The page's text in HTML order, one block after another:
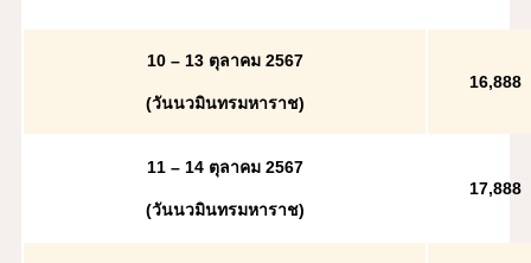
10 – 13 ตุลาคม 2567
(วันนวมินทรมหาราช)
16,888
11 – 14 ตุลาคม 2567
(วันนวมินทรมหาราช)
17,888